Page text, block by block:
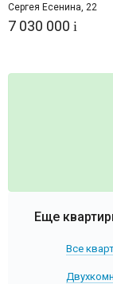
Сергея Есенина, 22
7 030 000 i
Еще
Все